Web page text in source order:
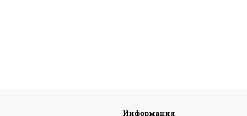
Информация